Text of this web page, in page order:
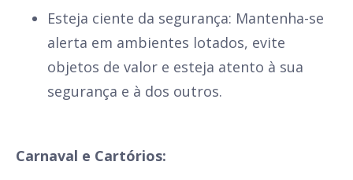
Esteja ciente da segurança: Mantenha-se
alerta em ambientes lotados, evite
objetos de valor e esteja atento à sua
segurança e à dos outros.
Carnaval e Cartórios: